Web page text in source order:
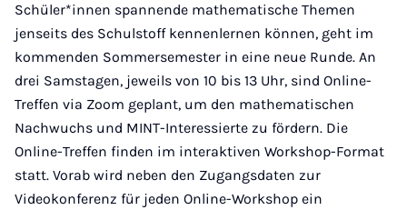
Schüler*innen spannende mathematische Themen
jenseits des Schulstoff kennenlernen können, geht im
kommenden Sommersemester in eine neue Runde. An
drei Samstagen, jeweils von 10 bis 13 Uhr, sind Online-
Treffen via Zoom geplant, um den mathematischen
Nachwuchs und MINT-Interessierte zu fördern. Die
Online-Treffen finden im interaktiven Workshop-Format
statt. Vorab wird neben den Zugangsdaten zur
Videokonferenz für jeden Online-Workshop ein